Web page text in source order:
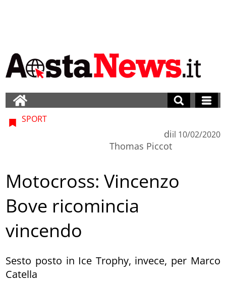
SPORT
di
Thomas Piccot
il 10/02/2020
Motocross: Vincenzo
Bove ricomincia
vincendo
Sesto posto in Ice Trophy, invece, per Marco
Catella